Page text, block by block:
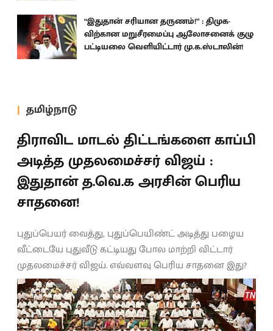
“இதுதான் சரியான தருணம்!” : திமுக-
விற்கான மறுசீரமைப்பு ஆலோசனைக் குழு
பட்டியலை வெளியிட்டார் மு.க.ஸ்டாலின்!
தமிழ்நாடு
திராவிட மாடல் திட்டங்களை காப்பி
அடித்த முதலமைச்சர் விஜய் :
இதுதான் த.வெ.க அரசின் பெரிய
சாதனை!
புதுப்பெயர் வைத்து, புதுப்பெயிண்ட் அடித்து பழைய
வீட்டையே புதுவீடு கட்டியது போல மாற்றி விட்டார்
முதலமைச்சர் விஜய். எவ்வளவு பெரிய சாதனை இது?